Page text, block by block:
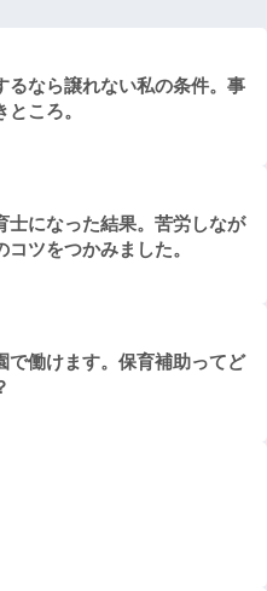
るなら譲れない私の条件。事
ころ。
士になった結果。苦労しなが
ツをつかみました。
で働けます。保育補助ってど